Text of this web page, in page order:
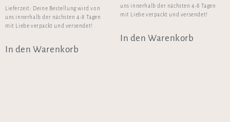
Lieferzeit: Deine Bestellung wird von
uns innerhalb der nächsten 4-8 Tagen
mit Liebe verpackt und versendet!
In den Warenkorb
uns innerhalb der nächsten 4-8 Tagen
mit Liebe verpackt und versendet!
In den Warenkorb